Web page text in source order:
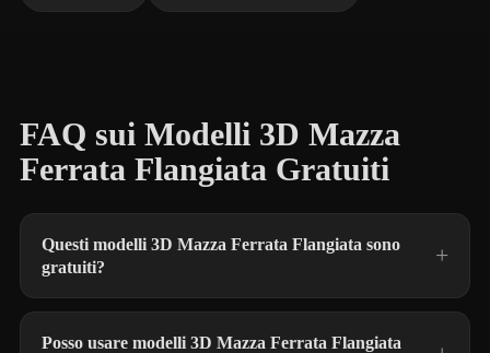
FAQ sui Modelli 3D Mazza
Ferrata Flangiata Gratuiti
Questi modelli 3D Mazza Ferrata Flangiata sono
gratuiti?
Posso usare modelli 3D Mazza Ferrata Flangiata